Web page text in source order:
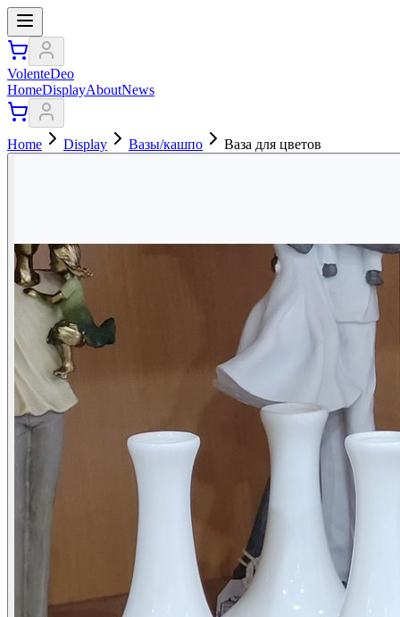
VolenteDeo
HomeDisplayAboutNews
Home Display Вазы/кашпо Ваза для цветов